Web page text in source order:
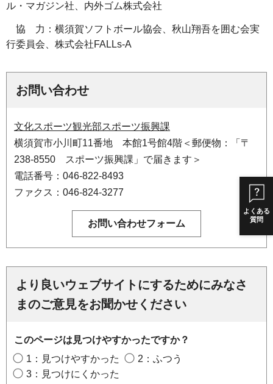
よくある
質問
ル・マガジン社、内外ゴム株式会社
協 力：横須賀ソフトボール協会、秋山翔吾を囲む会実
行委員会、株式会社FALLs-A
お問い合わせ
文化スポーツ観光部スポーツ振興課
横須賀市小川町11番地 本館1号館4階＜郵便物：「〒
238-8550 スポーツ振興課」で届きます＞
電話番号：046-822-8493
ファクス：046-824-3277
より良いウェブサイトにするためにみなさ
まのご意見をお聞かせください
このページは見つけやすかったですか？
1：見つけやすかった
2：ふつう
3：見つけにくかった